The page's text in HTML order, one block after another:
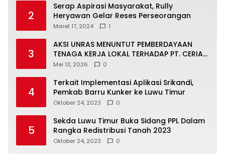
2
Serap Aspirasi Masyarakat, Rully
Heryawan Gelar Reses Perseorangan
Maret 17, 2024 1
3
AKSI UNRAS MENUNTUT PEMBERDAYAAN
TENAGA KERJA LOKAL TERHADAP PT. CERIA
NUGRAHA LESTARI
Mei 13, 2026 0
4
Terkait Implementasi Aplikasi Srikandi,
Pemkab Barru Kunker ke Luwu Timur
Oktober 24, 2023 0
5
Sekda Luwu Timur Buka Sidang PPL Dalam
Rangka Redistribusi Tanah 2023
Oktober 24, 2023 0